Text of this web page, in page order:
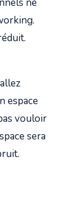
ne
espace
vouloir
sera